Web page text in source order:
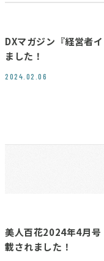
DXマガジン『経営者
ました！
2024.02.06
美人百花2024年4月
載されました！